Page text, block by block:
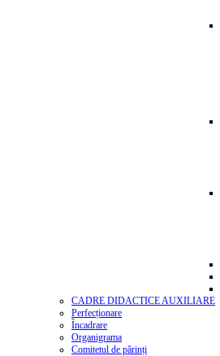
CADRE DIDACTICE AUXILIARE
Perfecționare
Încadrare
Organigrama
Comitetul de părinți